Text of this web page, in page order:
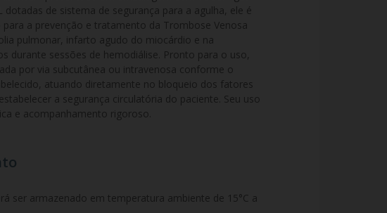
dotadas de sistema de segurança para a agulha, ele é
a prevenção e tratamento da Trombose Venosa
pulmonar, infarto agudo do miocárdio e na
durante sessões de hemodiálise. Pronto para o uso,
por via subcutânea ou intravenosa conforme o
atuando diretamente no bloqueio dos fatores
a segurança circulatória do paciente. Seu uso
e acompanhamento rigoroso.
ser armazenado em temperatura ambiente de 15°C a